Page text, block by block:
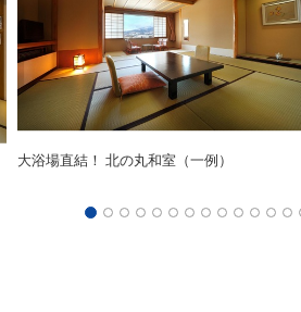
大浴場直結！ 北の丸和室（一例）